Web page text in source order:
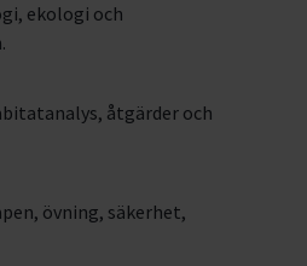
ekologi och
åtgärder och
övning, säkerhet,